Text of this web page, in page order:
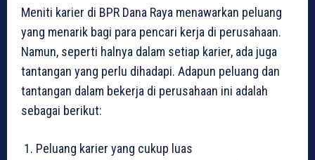
Meniti karier di BPR Dana Raya menawarkan peluang
yang menarik bagi para pencari kerja di perusahaan.
Namun, seperti halnya dalam setiap karier, ada juga
tantangan yang perlu dihadapi. Adapun peluang dan
tantangan dalam bekerja di perusahaan ini adalah
sebagai berikut:
Peluang karier yang cukup luas